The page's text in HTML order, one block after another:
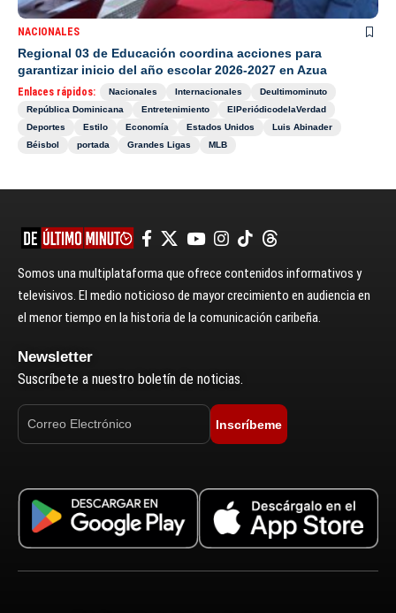
NACIONALES
Regional 03 de Educación coordina acciones para
garantizar inicio del año escolar 2026-2027 en Azua
Enlaces rápidos: Nacionales Internacionales
Deultimominuto
República Dominicana
Entretenimiento
ElPeriódicodelaVerdad
Deportes
Estilo Economía Estados Unidos
Luis Abinader
Béisbol
portada Grandes Ligas MLB
Somos una multiplataforma que ofrece contenidos informativos y
televisivos. El medio noticioso de mayor crecimiento en audiencia en
el menor tiempo en la historia de la comunicación caribeña.
Newsletter
Suscríbete a nuestro boletín de noticias.
Inscríbeme